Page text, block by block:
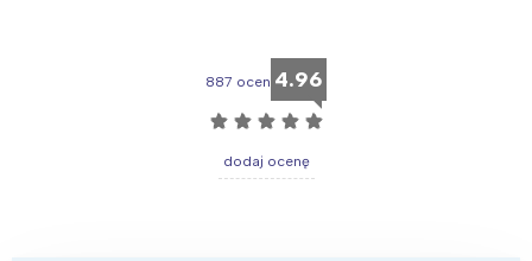
887 ocen 4.96
☆ ☆ ☆ ☆ ☆
dodaj ocenę